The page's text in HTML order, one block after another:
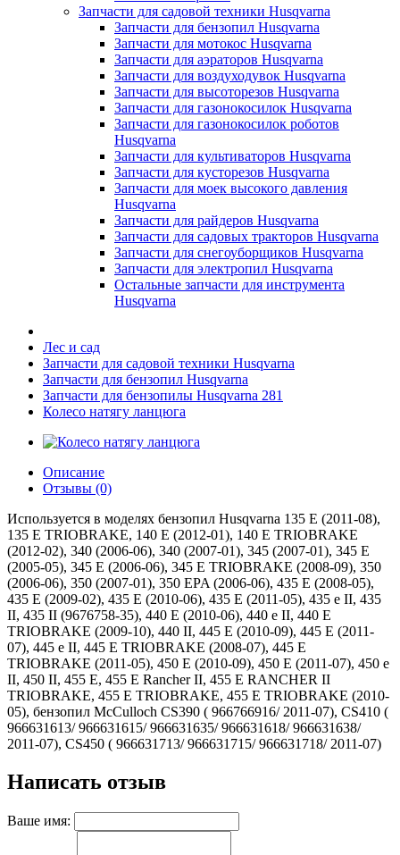
Запчасти для садовой техники Husqvarna
Запчасти для бензопил Husqvarna
Запчасти для мотокос Husqvarna
Запчасти для аэраторов Husqvarna
Запчасти для воздуходувок Husqvarna
Запчасти для высоторезов Husqvarna
Запчасти для газонокосилок Husqvarna
Запчасти для газонокосилок роботов
Husqvarna
Запчасти для культиваторов Husqvarna
Запчасти для кусторезов Husqvarna
Запчасти для моек высокого давления
Husqvarna
Запчасти для райдеров Husqvarna
Запчасти для садовых тракторов Husqvarna
Запчасти для снегоуборщиков Husqvarna
Запчасти для электропил Husqvarna
Остальные запчасти для инструмента
Husqvarna
Лес и сад
Запчасти для садовой техники Husqvarna
Запчасти для бензопил Husqvarna
Запчасти для бензопилы Husqvarna 281
Колесо натягу ланцюга
Описание
Отзывы (0)
Используется в моделях бензопил Husqvarna 135 E (2011-08),
135 E TRIOBRAKE, 140 E (2012-01), 140 E TRIOBRAKE
(2012-02), 340 (2006-06), 340 (2007-01), 345 (2007-01), 345 E
(2005-05), 345 E (2006-06), 345 E TRIOBRAKE (2008-09), 350
(2006-06), 350 (2007-01), 350 EPA (2006-06), 435 E (2008-05),
435 E (2009-02), 435 E (2010-06), 435 E (2011-05), 435 e II, 435
II, 435 II (9676758-35), 440 E (2010-06), 440 e II, 440 E
TRIOBRAKE (2009-10), 440 II, 445 E (2010-09), 445 E (2011-
07), 445 e II, 445 E TRIOBRAKE (2008-07), 445 E
TRIOBRAKE (2011-05), 450 E (2010-09), 450 E (2011-07), 450 e
II, 450 II, 455 E, 455 E Rancher II, 455 E RANCHER II
TRIOBRAKE, 455 E TRIOBRAKE, 455 E TRIOBRAKE (2010-
05), бензопил McCulloch CS390 ( 966766916/ 2011-07), CS410 (
966631613/ 966631615/ 966631635/ 966631618/ 966631638/
2011-07), CS450 ( 966631713/ 966631715/ 966631718/ 2011-07)
Написать отзыв
Ваше имя: